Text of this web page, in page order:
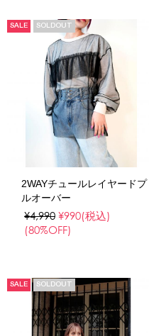
SALE SOLDOUT
2WAYチュールレイヤードプ
ルオーバー
¥4,990 ¥990(税込)
(80%OFF)
SALE SOLDOUT